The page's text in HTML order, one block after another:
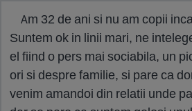
Am 32 de ani si nu am copii
Suntem ok in linii mari, ne
el fiind o pers mai sociabila, un
ori si despre familie, si pare ca
venim amandoi din relatii unde